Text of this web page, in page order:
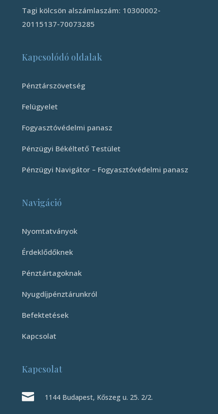
Tagi kölcsön alszámlaszám: 10300002-
20115137-70073285
Kapcsolódó oldalak
Pénztárszövetség
Felügyelet
Fogyasztóvédelmi panasz
Pénzügyi Békéltető Testület
Pénzügyi Navigátor – Fogyasztóvédelmi panasz
Navigáció
Nyomtatványok
Érdeklődőknek
Pénztártagoknak
Nyugdíjpénztárunkról
Befektetések
Kapcsolat
Kapcsolat
 1144 Budapest, Kőszeg u. 25. 2/2.